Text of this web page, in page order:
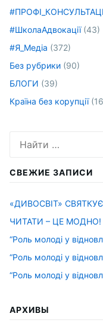
#ШколаАдвокації(43)
#Я_Медіа (372)
Без рубрики (90)
БЛОГИ (39)
Країна без корупції
СВЕЖИЕ ЗАПИСИ
«ДИВОСВІТ»
ЧИТАТИ – ЦЕ МОДНО!
“Роль молоді у
“Роль молоді у
“Роль молоді у
АРХИВЫ